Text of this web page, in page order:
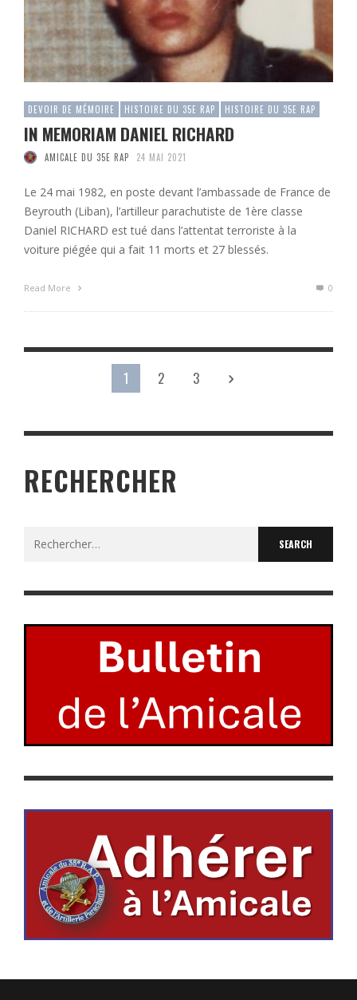
DEVOIR DE MÉMOIRE HISTOIRE DU 35E RAP HISTOIRE DU 35E RAP
IN MEMORIAM DANIEL RICHARD
AMICALE DU 35E RAP 24 MAI 2021
Le 24 mai 1982, en poste devant l’ambassade de France de
Beyrouth (Liban), l’artilleur parachutiste de 1ère classe
Daniel RICHARD est tué dans l’attentat terroriste à la
voiture piégée qui a fait 11 morts et 27 blessés.
Read More 0
1 2 3
RECHERCHER